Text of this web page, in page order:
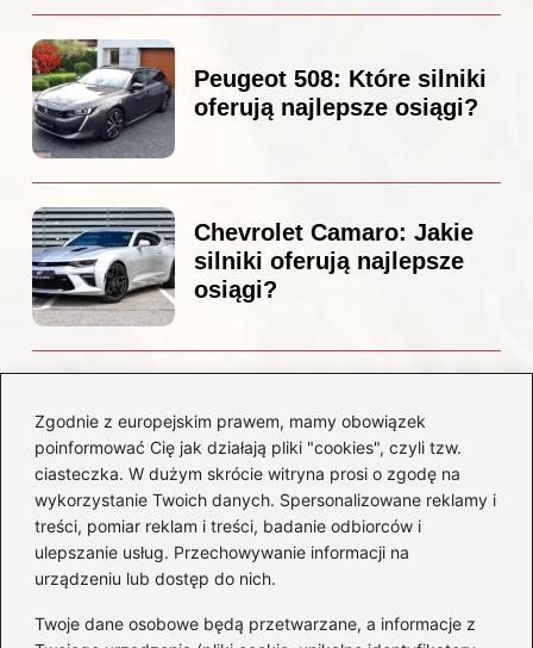
Zgodnie z europejskim prawem, mamy obowiązek
poinformować Cię jak działają pliki "cookies", czyli tzw.
ciasteczka. W dużym skrócie witryna prosi o zgodę na
wykorzystanie Twoich danych. Spersonalizowane reklamy i
treści, pomiar reklam i treści, badanie odbiorców i
ulepszanie usług. Przechowywanie informacji na
urządzeniu lub dostęp do nich.
Twoje dane osobowe będą przetwarzane, a informacje z
Peugeot 508: Które silniki
oferują najlepsze osiągi?
Chevrolet Camaro: Jakie
silniki oferują najlepsze
osiągi?
Odkryj przyczyny i
rozwiązania dla Twojego
silnika
Kategorie
Akumulatory (85)